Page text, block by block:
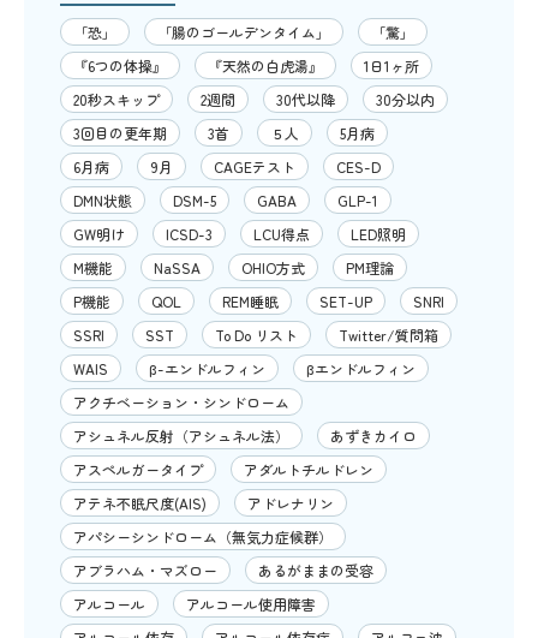
「恐」 「腸のゴールデンタイム」
「驚」
『6つの体操』
『天然の白虎湯』
1日1ヶ所
20秒スキップ
2週間 30代以降
30分以内
3回目の更年期
3首 ５人
5月病
6月病
9月 CAGEテスト
CES-D
DMN状態
DSM-5 GABA
GLP-1
GW明け
ICSD-3 LCU得点
LED照明
M機能
NaSSA OHIO方式
PM理論
P機能
QOL REM睡眠 SET-UP
SNRI
SSRI
SST To Do リスト
Twitter/質問箱
WAIS
β-エンドルフィン
βエンドルフィン
アクチベーション・シンドローム
アシュネル反射（アシュネル法）
あずきカイロ
アスペルガータイプ
アダルトチルドレン
アテネ不眠尺度(AIS)
アドレナリン
アパシーシンドローム（無気力症候群）
アブラハム・マズロー
あるがままの受容
アルコール
アルコール使用障害